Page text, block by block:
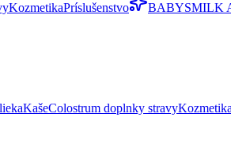
KozmetikaPríslušenstvo BABYSMILK
KašeColostrum doplnky stravyKozmetika